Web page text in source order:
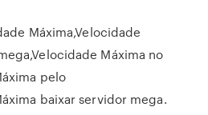
Máxima,Velocidade
Máxima no
pelo
baixar servidor mega.